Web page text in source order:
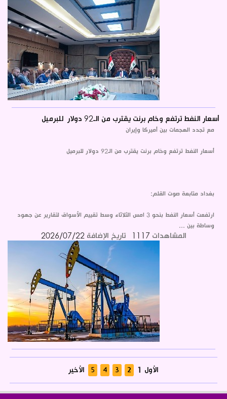
أسعار النفط ترتفع وخام برنت يقترب من الـ92 دولار للبرميل
مع تجدد الهجمات بين أميركا وإيران
أسعار النفط ترتفع وخام برنت يقترب من الـ92 دولار للبرميل
بغداد متابعة صوت القلم:
ارتفعت أسعار النفط بنحو 3 امس الثلاثاء وسط تقييم الأسواق لتقارير عن جهود
وساطة بين ...
المشاهدات 1117 تاريخ الإضافة 2026/07/22
الأول 1 الأخير